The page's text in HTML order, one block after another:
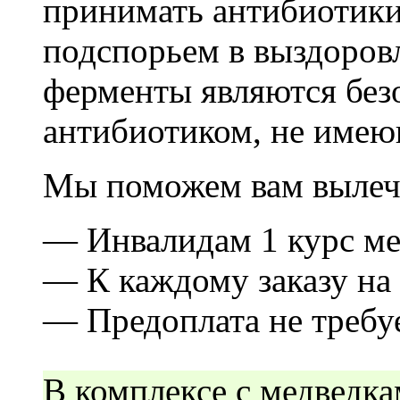
принимать
подспорьем в
ферменты являются
антибиотиком, не
Мы поможем вам
— Инвалидам 1 курс
— К каждому заказу
— Предоплата не
В комплексе с